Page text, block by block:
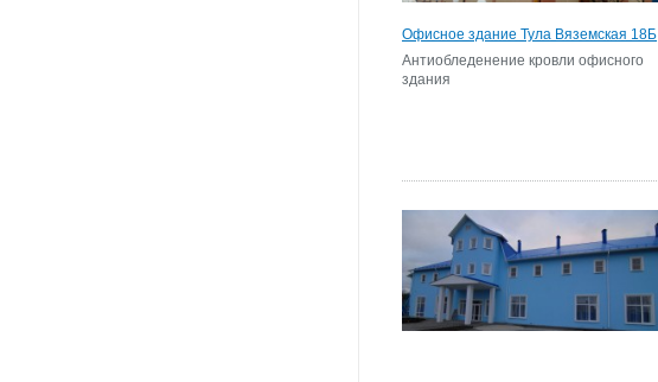
Офисное здание Тула Вяземская 18Б
Антиобледенение кровли офисного
здания